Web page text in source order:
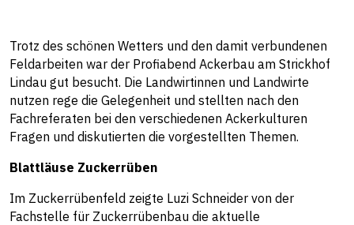
Trotz des schönen Wetters und den damit verbundenen
Feldarbeiten war der Profiabend Ackerbau am Strickhof
Lindau gut besucht. Die Landwirtinnen und Landwirte
nutzen rege die Gelegenheit und stellten nach den
Fachreferaten bei den verschiedenen Ackerkulturen
Fragen und diskutierten die vorgestellten Themen.
Blattläuse Zuckerrüben
Im Zuckerrübenfeld zeigte Luzi Schneider von der
Fachstelle für Zuckerrübenbau die aktuelle